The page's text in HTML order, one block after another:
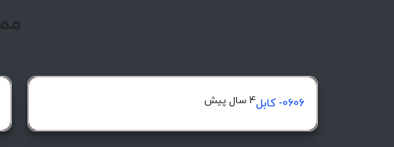
0606- کابل 4 سال پیش